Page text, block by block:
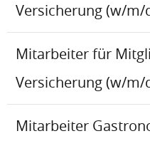
Versicherung (w/m/
Mitarbeiter für
Versicherung (w/m/
Mitarbeiter